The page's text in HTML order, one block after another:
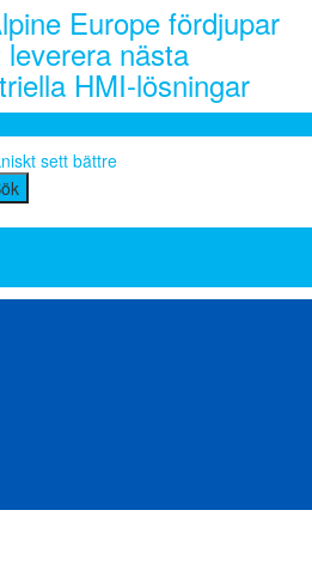
Europe fördjupar
nästa
HMI-lösningar
sett bättre